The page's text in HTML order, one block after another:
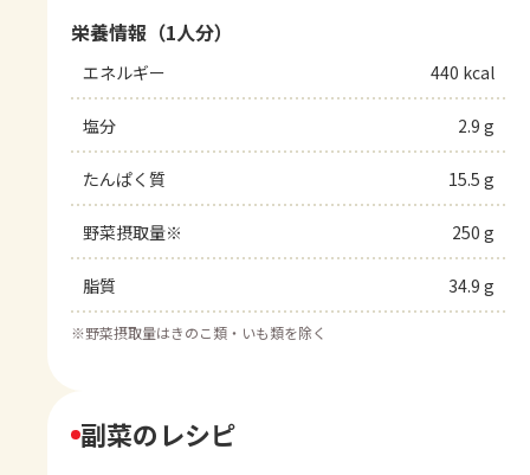
栄養情報（1人分）
エネルギー 440 kcal
塩分 2.9 g
たんぱく質 15.5 g
野菜摂取量※ 250 g
脂質 34.9 g
※野菜摂取量はきのこ類・いも類を除く
副菜のレシピ